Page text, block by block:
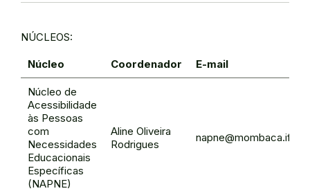
NÚCLEOS:
Núcleo Coordenador E-mail
Núcleo de
Acessibilidade
às Pessoas
com
Necessidades
Educacionais
Específicas
(NAPNE)
Aline Oliveira
Rodrigues